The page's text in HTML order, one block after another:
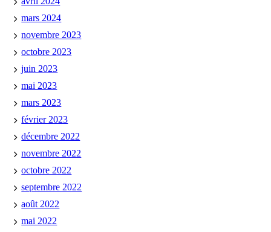
mars 2024
novembre 2023
octobre 2023
juin 2023
mai 2023
mars 2023
février 2023
décembre 2022
novembre 2022
octobre 2022
septembre 2022
août 2022
mai 2022